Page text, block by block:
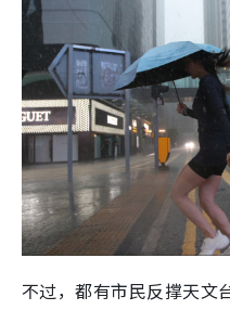
不过，都有市民反撑天文